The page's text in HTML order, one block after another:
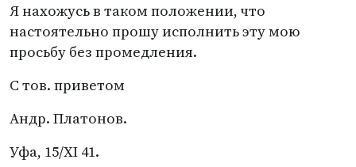
Я нахожусь в таком положении, что
настоятельно прошу исполнить эту мою
просьбу без промедления.
С тов. приветом
Андр. Платонов.
Уфа, 15/XI 41.